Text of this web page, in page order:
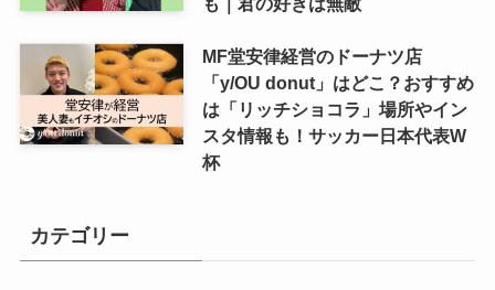
MF堂安律経営のドーナツ店
「y/OU donut」はどこ？おすすめ
は「リッチショコラ」場所やイン
スタ情報も！サッカー日本代表W
杯
カテゴリー